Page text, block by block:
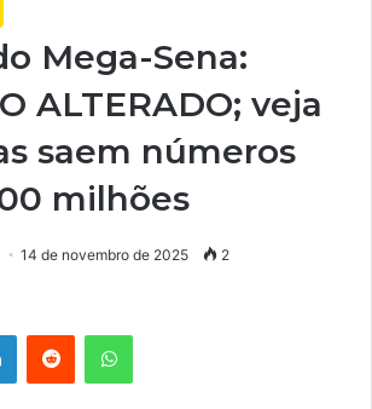
Mega-Sena:
ALTERADO; veja
saem números
milhões
14 de novembro de 2025 2
LinkedinReddit WhatsApp